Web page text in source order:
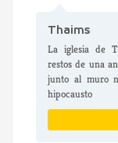
Thaims
La iglesia de
restos de una
junto al muro
hipocausto